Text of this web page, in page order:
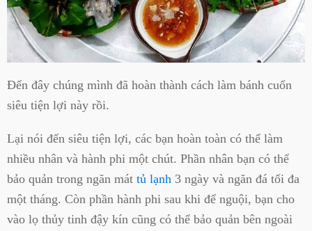
Đến đây chúng mình đã hoàn thành cách làm bánh cuốn
siêu tiện lợi này rồi.
Lại nói đến siêu tiện lợi, các bạn hoàn toàn có thể làm
nhiều nhân và hành phi một chút. Phần nhân bạn có thể
bảo quản trong ngăn mát tủ lạnh 3 ngày và ngăn đá tối đa
một tháng. Còn phần hành phi sau khi để nguội, bạn cho
vào lọ thủy tinh đậy kín cũng có thể bảo quản bên ngoài